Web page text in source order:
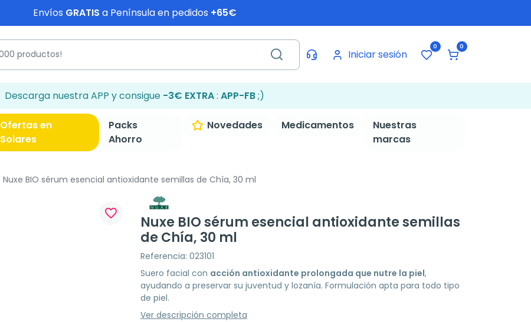
Envíos GRATIS a Península en pedidos +65€
Iniciar sesión
0 0
Descarga nuestra APP y consigue -3€ EXTRA: APP-FB;)
Ofertas en
Solares
Packs
Ahorro
Novedades Medicamentos
Nuestras
marcas
Nuxe BIO sérum esencial antioxidante semillas de Chía, 30 ml
favorite_border
Nuxe BIO sérum esencial antioxidante semillas
de Chía, 30 ml
Referencia: 023101
Suero facial con acción antioxidante prolongada que nutre la piel,
ayudando a preservar su juventud y lozanía. Formulación apta para todo tipo
de piel.
Ver descripción completa